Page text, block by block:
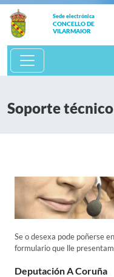
Sede electrónica
CONCELLO DE
VILARMAIOR
Soporte técnico
Se o desexa pode poñerse
formulario que lle
Deputación A Coruña